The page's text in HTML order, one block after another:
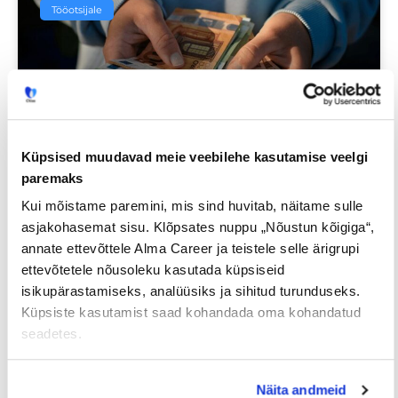
Küpsised muudavad meie veebilehe kasutamise veelgi
paremaks
Kui mõistame paremini, mis sind huvitab, näitame sulle
asjakohasemat sisu. Klõpsates nuppu „Nõustun kõigiga“,
annate ettevõttele Alma Career ja teistele selle ärigrupi
ettevõtetele nõusoleku kasutada küpsiseid
isikupärastamiseks, analüüsiks ja sihitud turunduseks.
Küpsiste kasutamist saad kohandada oma kohandatud
seadetes.
Näita andmeid
Tööotsijale
Sinu palk pole enam
tabuteema!
14/07/2026